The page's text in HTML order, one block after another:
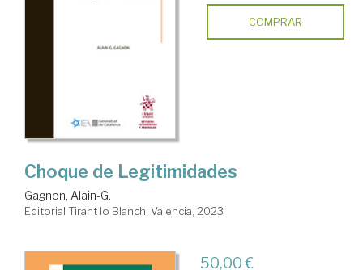
COMPRAR
Choque de Legitimidades
Gagnon, Alain-G.
Editorial Tirant lo Blanch. Valencia, 2023
50,00 €